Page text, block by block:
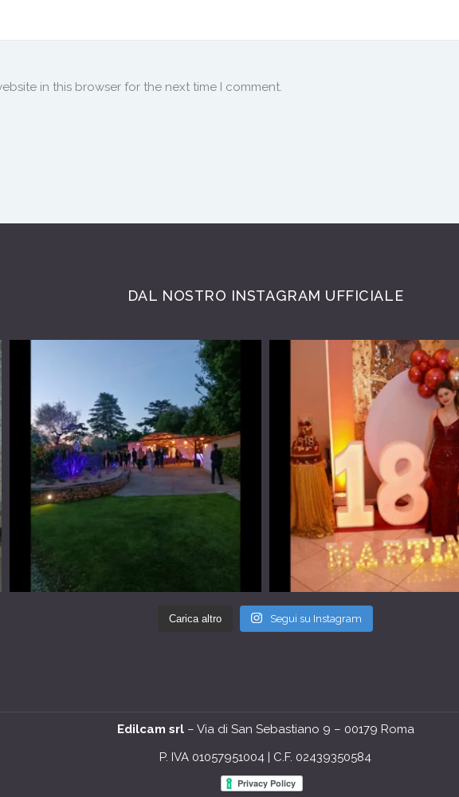
in this browser for the next time I comment.
DAL NOSTRO INSTAGRAM UFFICIALE
Carica altro Segui su Instagram
Edilcam srl– Via di San Sebastiano 9 – 00179 Roma
P. IVA 01057951004 | C.F. 02439350584